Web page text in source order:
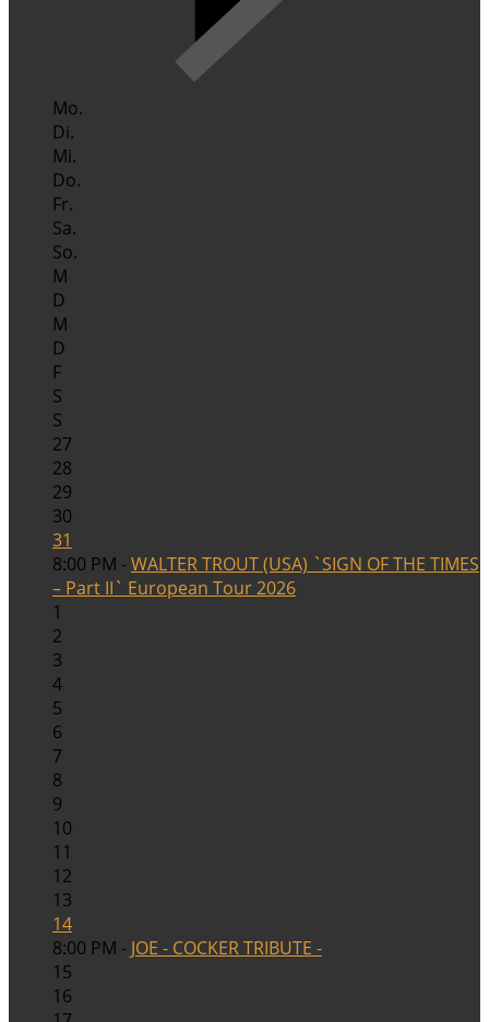
Mo.
Di.
Mi.
Do.
Fr.
Sa.
So.
M
D
M
D
F
S
S
27
28
29
30
31
8:00 PM -WALTER TROUT (USA) `SIGN OF THE TIMES
– Part II` European Tour 2026
1
2
3
4
5
6
7
8
9
10
11
12
13
14
8:00 PM - JOE - COCKER TRIBUTE -
15
16